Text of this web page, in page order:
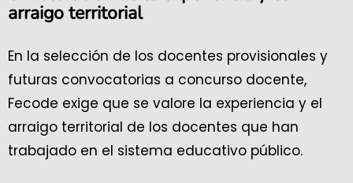
arraigo territorial
En la selección de los docentes provisionales y
futuras convocatorias a concurso docente,
Fecode exige que se valore la experiencia y el
arraigo territorial de los docentes que han
trabajado en el sistema educativo público.